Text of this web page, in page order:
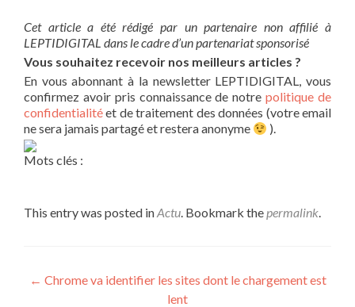
Cet article a été rédigé par un partenaire non affilié à
LEPTIDIGITAL dans le cadre d’un partenariat sponsorisé
Vous souhaitez recevoir nos meilleurs articles ?
En vous abonnant à la newsletter LEPTIDIGITAL, vous
confirmez avoir pris connaissance de notrepolitique de
confidentialitéet de traitement des données (votre email
ne sera jamais partagé et restera anonyme
).
Mots clés :
This entry was posted inActu. Bookmark thepermalink.
Post navigation
← Chrome va identifier les sites dont le chargement est
lent